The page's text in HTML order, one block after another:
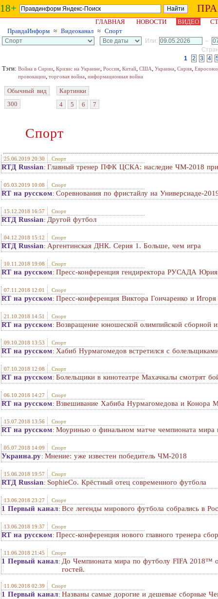
18+
ГЛАВНАЯ НОВОСТИ ВИДЕО
ПравдаИнформ ≈ Видеоканал ≈ Спорт
Или:
–
1
2 3 4
Тэги: Война в Сирии, Кризис на Украине, Россия, Китай, США, Украина, Сирия, Евросоюз
провокации, торговая война, информационная война
Обычный вид
300
Картинки
4
5 6 7
Спорт
25.06.2019 20:30 Спорт
RTД Russian: Главный тренер ПФК ЦСКА: наследие ЧМ-2018
05.03.2019 10:08 Спорт
RT на русском: Соревнования по фристайлу на Универсиаде-
15.12.2018 16:57 Спорт
RTД Russian: Другой футбол
04.12.2018 15:12 Спорт
RTД Russian: Аргентинская ДНК. Серия 1. Больше, чем игра
10.11.2018 19:08 Спорт
RT на русском: Пресс-конференция гендиректора РУСАДА
07.11.2018 12:01 Спорт
RT на русском: Пресс-конференция Виктора Гончаренко и
21.10.2018 14:51 Спорт
RT на русском: Возвращение юношеской олимпийской сборной
09.10.2018 13:53 Спорт
RT на русском: Хабиб Нурмагомедов встретился с
07.10.2018 12:08 Спорт
RT на русском: Болельщики в кинотеатре Махачкалы смотрят
06.10.2018 14:27 Спорт
RT на русском: Взвешивание Хабиба Нурмагомедова и Конора
15.07.2018 13:56 Спорт
RT на русском: Моуринью о финальном матче чемпионата мира
05.07.2018 14:09 Спорт
Украина.ру: Мнение: уже известен победитель ЧМ-2018
15.06.2018 19:57 Спорт
RTД Russian: SophieCo. Крёстный отец современного футбола
13.06.2018 23:27 Спорт
1 Первый канал: Все легенды мирового футбола собрались в
13.06.2018 19:37 Спорт
RT на русском: Пресс-конференция нового главного тренера
11.06.2018 21:45 Спорт
1 Первый канал: До Чемпионата мира по футболу FIFA 2018™
гостей.
11.06.2018 02:39 Спорт
1 Первый канал: Названы самые дорогие и дешевые сборные